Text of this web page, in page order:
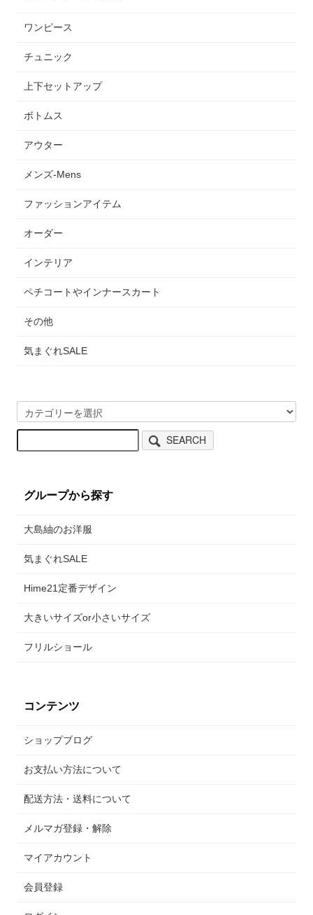
ワンピース
チュニック
上下セットアップ
ボトムス
アウター
メンズ-Mens
ファッションアイテム
オーダー
インテリア
ペチコートやインナースカート
その他
気まぐれSALE
SEARCH
グループから探す
大島紬のお洋服
気まぐれSALE
Hime21定番デザイン
大きいサイズor小さいサイズ
フリルショール
コンテンツ
ショップブログ
お支払い方法について
配送方法・送料について
メルマガ登録・解除
マイアカウント
会員登録